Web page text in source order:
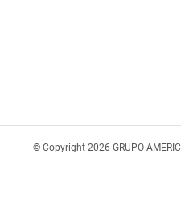
© Copyright 2026 GRUPO